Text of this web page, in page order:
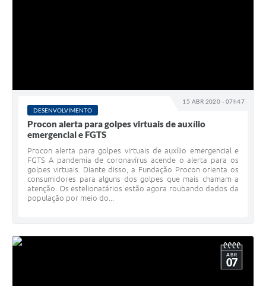
15 ABR 2020 - 07h47
DESENVOLVIMENTO
Procon alerta para golpes virtuais de auxílio
emergencial e FGTS
Procon alerta para golpes virtuais de auxílio emergencial e
FGTS A pandemia de coronavírus acende o alerta para os
golpes virtuais. Diante disso, a Fundação Procon orienta os
consumidores para alguns dos golpes que mais chamam a
atenção. Os estelionatários estão agora roubando dados da
população por meio do...
ABR
07